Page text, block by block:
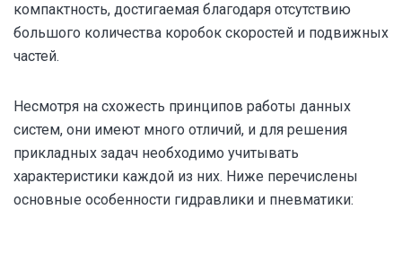
компактность, достигаемая благодаря отсутствию
большого количества коробок скоростей и подвижных
частей.
Несмотря на схожесть принципов работы данных
систем, они имеют много отличий, и для решения
прикладных задач необходимо учитывать
характеристики каждой из них. Ниже перечислены
основные особенности гидравлики и пневматики: